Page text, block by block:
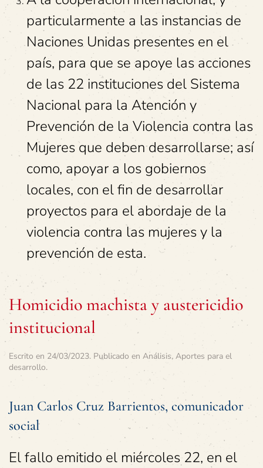
particularmente a las instancias de
Naciones Unidas presentes en el
país, para que se apoye las acciones
de las 22 instituciones del Sistema
Nacional para la Atención y
Prevención de la Violencia contra las
Mujeres que deben desarrollarse; así
como, apoyar a los gobiernos
locales, con el fin de desarrollar
proyectos para el abordaje de la
violencia contra las mujeres y la
prevención de esta.
Homicidio machista y austericidio
institucional
Escrito en 24/03/2023. Publicado en Análisis, Aportes para el
desarrollo.
Juan Carlos Cruz Barrientos, comunicador
social
El fallo emitido el miércoles 22, en el